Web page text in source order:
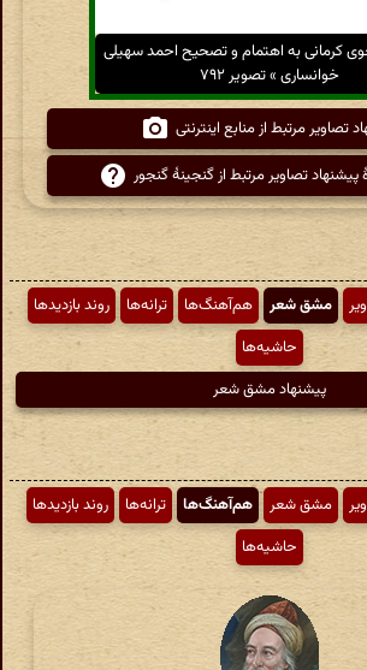
کرمانی به اهتمام و تصحیح احمد سهیلی
خوانساری » تصویر ۷۹۲
تصاویر مرتبط از منابع اینترنتی
پیشنهاد تصاویر مرتبط از گنجینهٔ گنجور
مشق شعر هم‌آهنگ‌ها ترانه‌ها
روند بازدیدها
حاشیه‌ها
پیشنهاد مشق شعر
مشق شعر هم‌آهنگ‌ها ترانه‌ها
روند بازدیدها
حاشیه‌ها